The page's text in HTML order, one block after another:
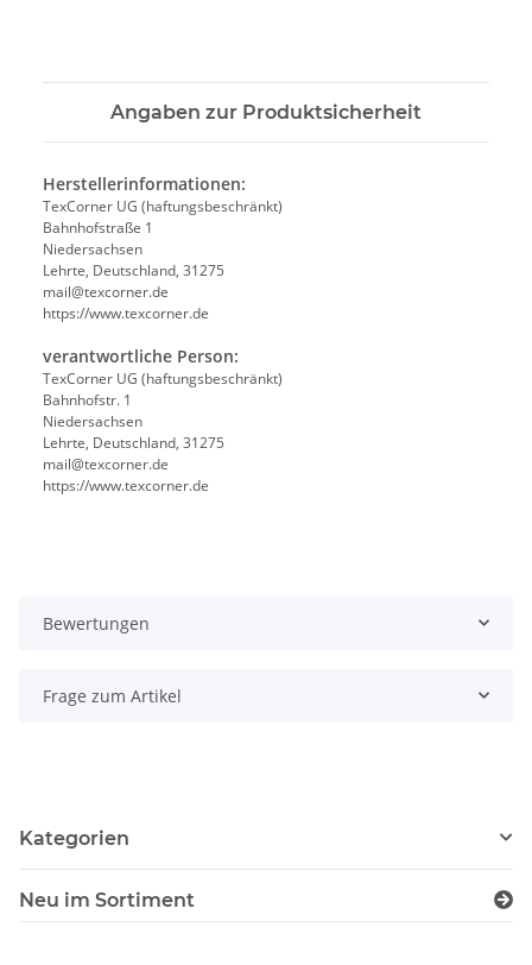
Angaben zur Produktsicherheit
Herstellerinformationen:
TexCorner UG (haftungsbeschränkt)
Bahnhofstraße 1
Niedersachsen
Lehrte, Deutschland, 31275
mail@texcorner.de
https://www.texcorner.de
verantwortliche Person:
TexCorner UG (haftungsbeschränkt)
Bahnhofstr. 1
Niedersachsen
Lehrte, Deutschland, 31275
mail@texcorner.de
https://www.texcorner.de
Bewertungen
Frage zum Artikel
Kategorien
Neu im Sortiment